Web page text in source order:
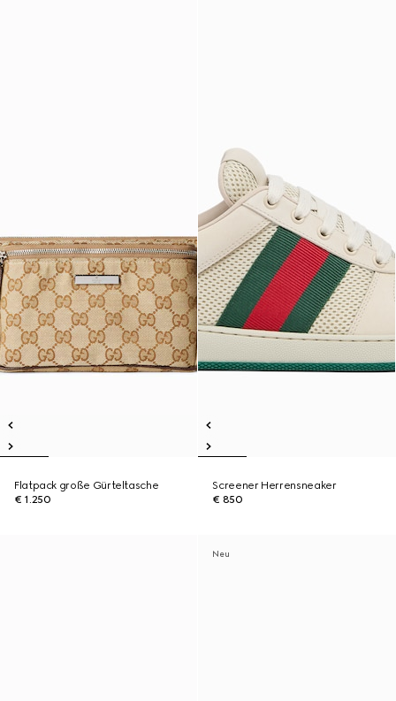
Flatpack große Gürteltasche
€ 1.250
Screener Herrensneaker
€ 850
Neu